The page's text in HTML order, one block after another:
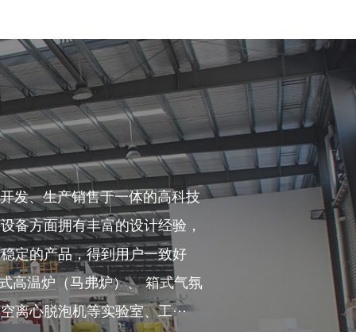
发、生产销售于一体的高科技
备方面拥有丰富的设计经验，
定的产品，得到用户一致好
温炉（马弗炉）、 箱式气氛
离心脱泡机等实验室、工···